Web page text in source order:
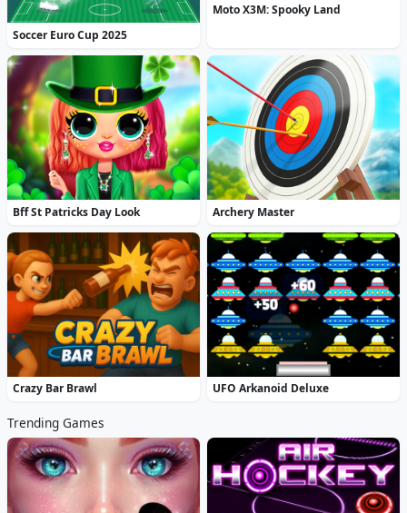
Soccer Euro Cup 2025
Moto X3M: Spooky Land
Bff St Patricks Day Look Archery Master
Crazy Bar Brawl UFO Arkanoid Deluxe
Trending Games